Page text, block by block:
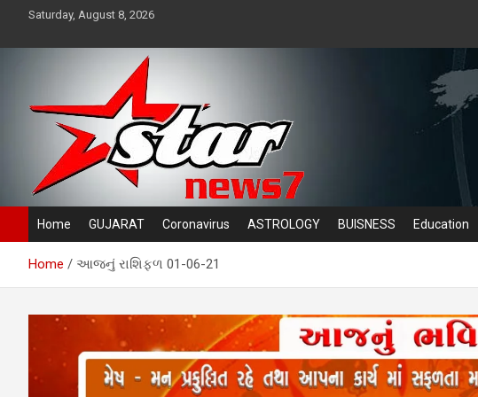
content
Saturday, August 8, 2026
Star News 7
News TV channel
Home GUJARAT Coronavirus ASTROLOGY BUISNESS Education
Home આજનું રાશિફળ 01-06-21